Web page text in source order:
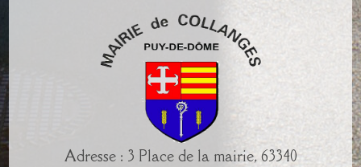
Adresse : 3 Place de la mairie, 63340